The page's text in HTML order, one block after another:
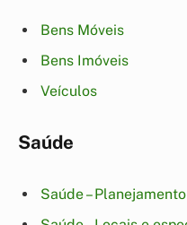
Bens Móveis
Bens Imóveis
Veículos
Saúde
Saúde –